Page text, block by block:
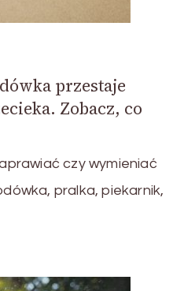
przestaje
Zobacz, co
czy wymieniać
pralka, piekarnik,